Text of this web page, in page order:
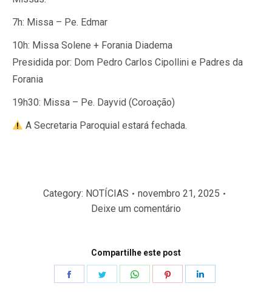
7h: Missa – Pe. Edmar
10h: Missa Solene + Forania Diadema
Presidida por: Dom Pedro Carlos Cipollini e Padres da
Forania
19h30: Missa – Pe. Dayvid (Coroação)
A Secretaria Paroquial estará fechada.
Category: NOTÍCIAS
novembro 21, 2025
Deixe um comentário
Compartilhe este post